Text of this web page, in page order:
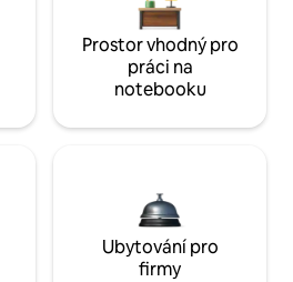
Prostor vhodný pro
práci na
notebooku
Ubytování pro
firmy